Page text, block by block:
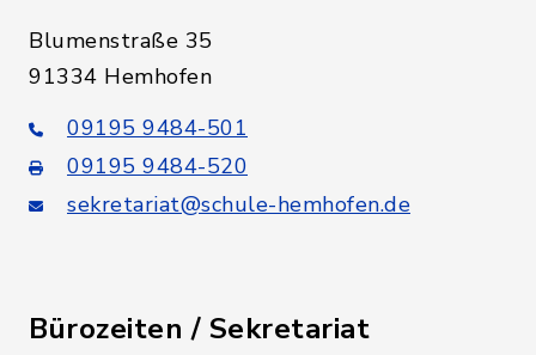
Blumenstraße 35
91334 Hemhofen
09195 9484-501
09195 9484-520
sekretariat@schule-hemhofen.de
Bürozeiten / Sekretariat